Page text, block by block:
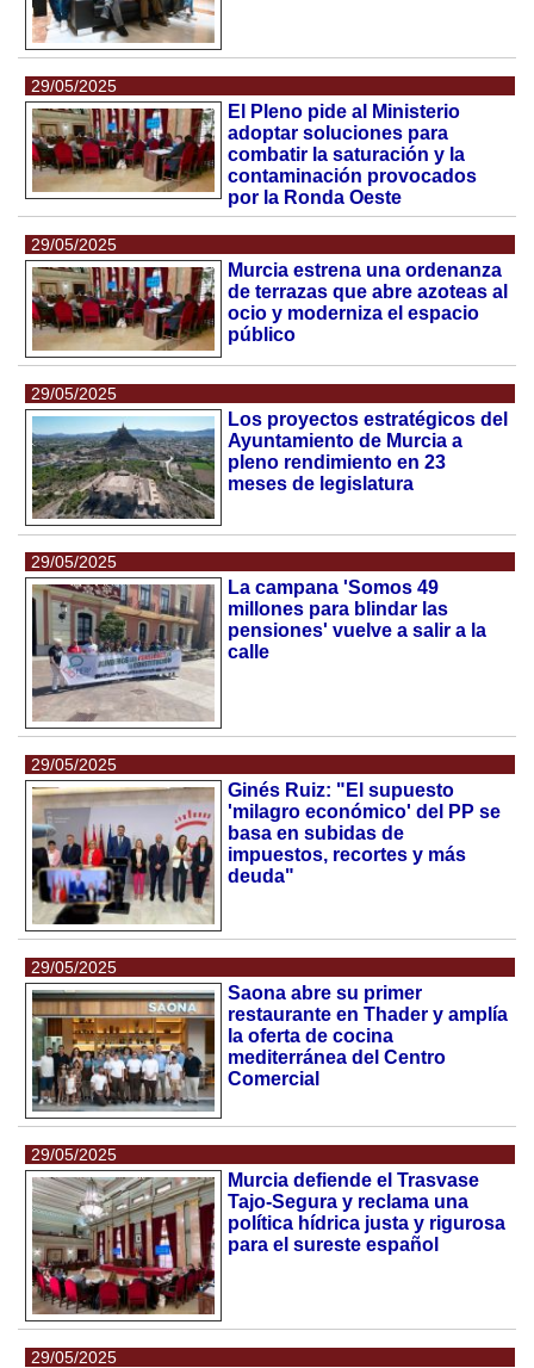
29/05/2025
El Pleno pide al Ministerio
adoptar soluciones para
combatir la saturación y la
contaminación provocados
por la Ronda Oeste
29/05/2025
Murcia estrena una ordenanza
de terrazas que abre azoteas al
ocio y moderniza el espacio
público
29/05/2025
Los proyectos estratégicos del
Ayuntamiento de Murcia a
pleno rendimiento en 23
meses de legislatura
29/05/2025
La campana 'Somos 49
millones para blindar las
pensiones' vuelve a salir a la
calle
29/05/2025
Ginés Ruiz: "El supuesto
'milagro económico' del PP se
basa en subidas de
impuestos, recortes y más
deuda"
29/05/2025
Saona abre su primer
restaurante en Thader y amplía
la oferta de cocina
mediterránea del Centro
Comercial
29/05/2025
Murcia defiende el Trasvase
Tajo-Segura y reclama una
política hídrica justa y rigurosa
para el sureste español
29/05/2025